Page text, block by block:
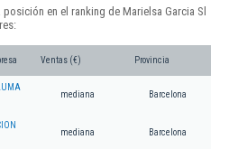
en el ranking de Marielsa Garcia Sl
Ventas (€) Provincia
mediana Barcelona
mediana Barcelona